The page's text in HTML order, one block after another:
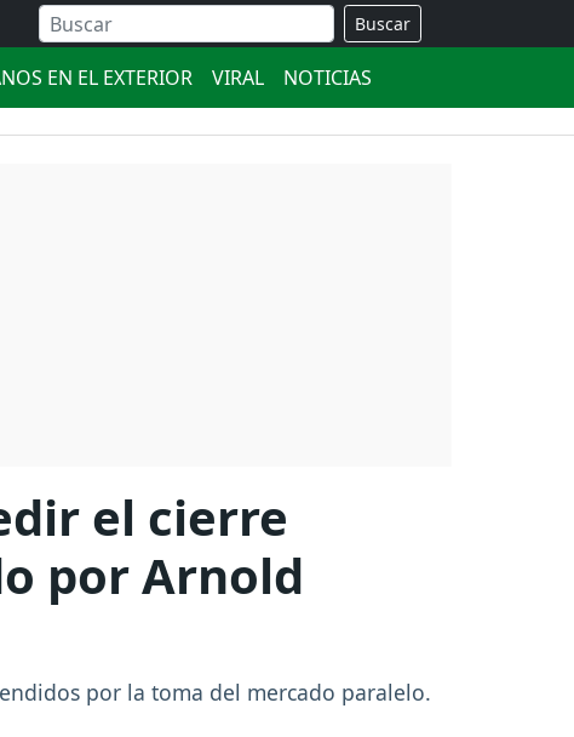
Buscar
EN EL EXTERIOR VIRAL NOTICIAS
el cierre
por Arnold
por la toma del mercado paralelo.